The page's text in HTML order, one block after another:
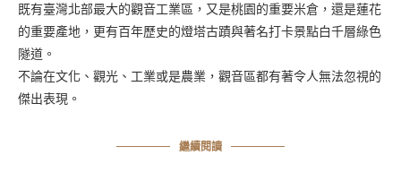
既有臺灣北部最大的觀音工業區，又是桃園的重要米倉，還是蓮花
的重要產地，更有百年歷史的燈塔古蹟與著名打卡景點白千層綠色
隧道。
不論在文化、觀光、工業或是農業，觀音區都有著令人無法忽視的
傑出表現。
繼續閱讀